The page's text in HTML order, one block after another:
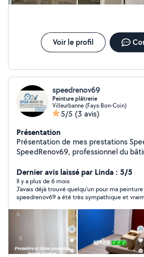
Voir le profil
speedrenov69
Peinture plâtrerie
Villeurbanne (Fays-Bon-Coin)
5/5 (3 avis)
Présentation
Présentation de mes prestations SpeedRenov69 Je suis
SpeedRenov69, professionnel du
tout type de chantier avec sérieux,
des délais. Mes domaines de compétences : Peinture
intérieure et extérieure Revêtements de sol : parquet,
carrelage, bande à joints tapisserie toile de verre
ratissage PVC, sol souple Carrelage mur et sol Placo /
Plâtrerie : cloisons, plafonds, enduits Électricité : petits
travaux, installations, mises aux normes
installations, réparations, sanitaires Étanchéité : salles
de bain, cuisines, Énergies renouvelables : installation de
Dernier avis laissé par Linda : 5/5
Il y a plus de 6 mois
J'avais déjà trouvé quelqu'un pour ma
speedrenov69 a été très sympathique et